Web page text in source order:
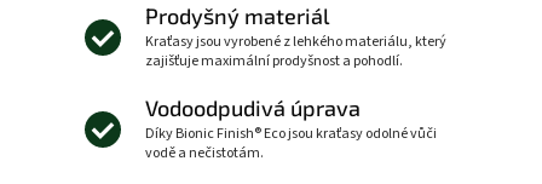
Prodyšný materiál
Kraťasy jsou vyrobené z lehkého materiálu, který
zajišťuje maximální prodyšnost a pohodlí.
Vodoodpudivá úprava
Díky Bionic Finish® Eco jsou kraťasy odolné vůči
vodě a nečistotám.